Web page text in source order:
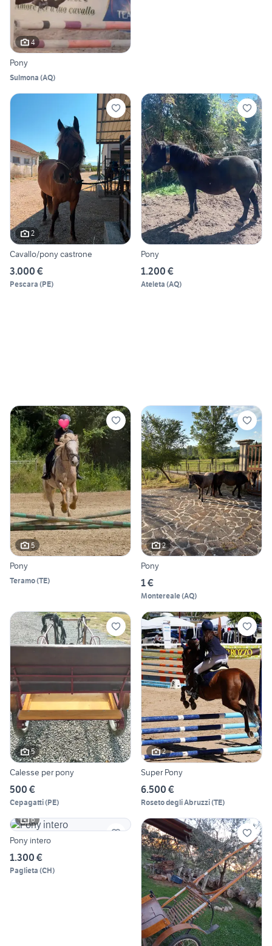
4
Pony
Sulmona (AQ)
2
Cavallo/pony castrone
3.000 €
Pescara (PE)
Pony
1.200 €
Ateleta (AQ)
5
Pony
Teramo(TE)
2
Pony
1 €
Montereale(AQ)
5
Calesse per pony
500 €
Cepagatti(PE)
2
Super Pony
6.500 €
Roseto degli Abruzzi(TE)
6
Pony intero
1.300 €
Paglieta (CH)